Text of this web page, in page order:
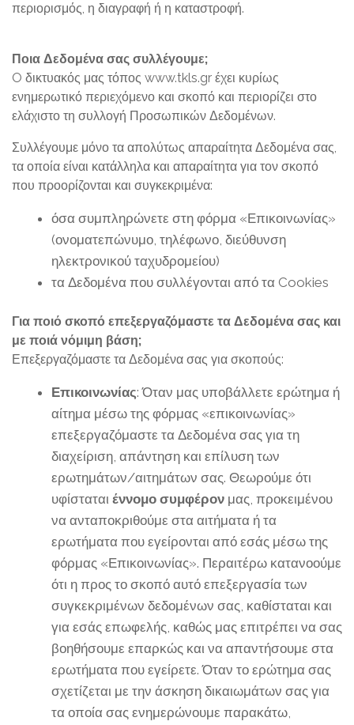
περιορισμός, η διαγραφή ή η καταστροφή.
Ποια Δεδομένα σας συλλέγουμε;
O δικτυακός μας τόπος www.tkls.gr έχει κυρίως
ενημερωτικό περιεχόμενο και σκοπό και περιορίζει στο
ελάχιστο τη συλλογή Προσωπικών Δεδομένων.
Συλλέγουμε μόνο τα απολύτως απαραίτητα Δεδομένα σας,
τα οποία είναι κατάλληλα και απαραίτητα για τον σκοπό
που προορίζονται και συγκεκριμένα:
όσα συμπληρώνετε στη φόρμα «Επικοινωνίας»
(ονοματεπώνυμο, τηλέφωνο, διεύθυνση
ηλεκτρονικού ταχυδρομείου)
τα Δεδομένα που συλλέγονται από τα Cookies
Για ποιό σκοπό επεξεργαζόμαστε τα Δεδομένα σας και
με ποιά νόμιμη βάση;
Επεξεργαζόμαστε τα Δεδομένα σας για σκοπούς:
Επικοινωνίας: Όταν μας υποβάλλετε ερώτημα ή
αίτημα μέσω της φόρμας «επικοινωνίας»
επεξεργαζόμαστε τα Δεδομένα σας για τη
διαχείριση, απάντηση και επίλυση των
ερωτημάτων/αιτημάτων σας. Θεωρούμε ότι
υφίσταται έννομο συμφέρον μας, προκειμένου
να ανταποκριθούμε στα αιτήματα ή τα
ερωτήματα που εγείρονται από εσάς μέσω της
φόρμας «Επικοινωνίας». Περαιτέρω κατανοούμε
ότι η προς το σκοπό αυτό επεξεργασία των
συγκεκριμένων δεδομένων σας, καθίσταται και
για εσάς επωφελής, καθώς μας επιτρέπει να σας
βοηθήσουμε επαρκώς και να απαντήσουμε στα
ερωτήματα που εγείρετε. Όταν το ερώτημα σας
σχετίζεται με την άσκηση δικαιωμάτων σας για
τα οποία σας ενημερώνουμε παρακάτω,